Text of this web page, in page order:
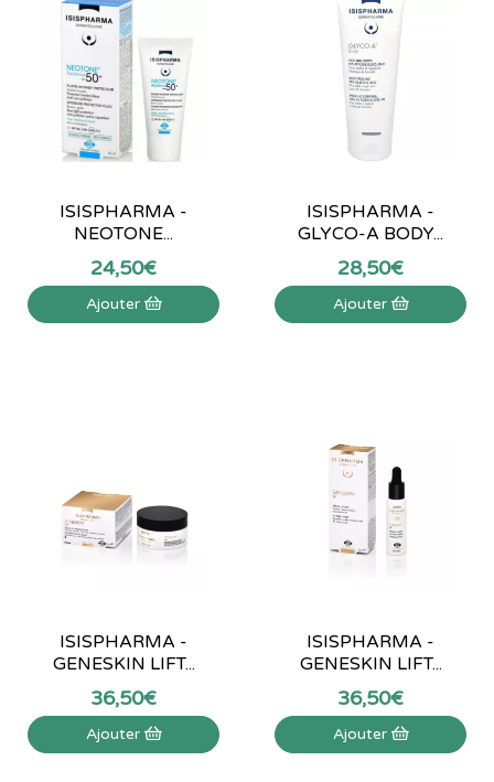
ISISPHARMA -
NEOTONE...
24,50€
Ajouter
ISISPHARMA -
GLYCO-A BODY...
28,50€
Ajouter
ISISPHARMA -
GENESKIN LIFT...
36,50€
Ajouter
ISISPHARMA -
GENESKIN LIFT...
36,50€
Ajouter